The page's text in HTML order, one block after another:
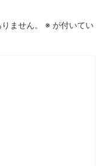
ません。 ※ が付いてい